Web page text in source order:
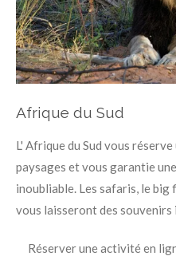
Afrique du Sud
L' Afrique du Sud vous
paysages et vous garantie
inoubliable. Les safaris, le big
vous laisseront des souvenirs
Réserver une activité en